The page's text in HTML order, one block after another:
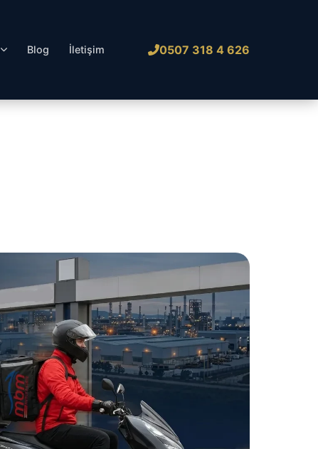
Blog İletişim 0507 318 4 626